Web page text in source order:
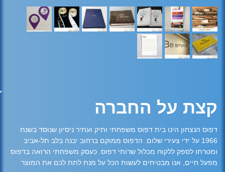
קצת על החברה
דפוס הנצחון הינו בית דפוס משפחתי ותיק ועתיר ניסיון שנוסד בשנת
1966 על ידי צעירי שלום. הדפוס ממוקם ברחוב יבנה בלב תל-אביב
ומטרתו לספק ללקוח מכלול שרותי דפוס. כעסק משפחתי הרואה בדפוס
מפעל חיים, אנו מבטיחים לעשות הכל על מנת לתת לכם את המוצר